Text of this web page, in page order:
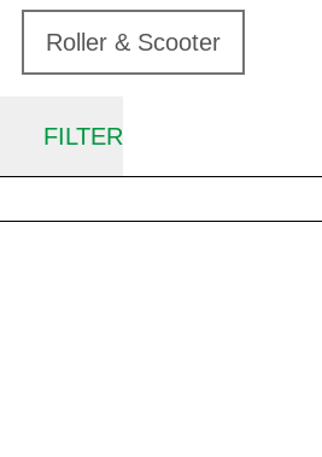
Roller & Scooter
FILTER